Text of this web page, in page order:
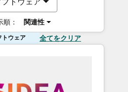
順： 関連性
トウェア 全てをクリア